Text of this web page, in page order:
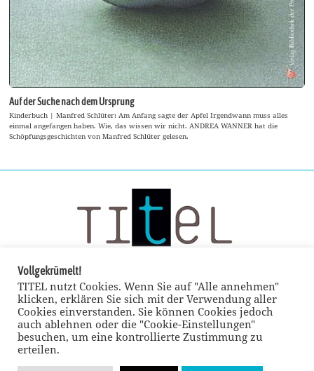
Auf der Suche nach dem Ursprung
Kinderbuch | Manfred Schlüter: Am Anfang sagte der Apfel Irgendwann muss alles
einmal angefangen haben. Wie, das wissen wir nicht. ANDREA WANNER hat die
Schöpfungsgeschichten von Manfred Schlüter gelesen.
Vollgekrümelt!
TITEL nutzt Cookies. Wenn Sie auf "Alle annehmen"
klicken, erklären Sie sich mit der Verwendung aller
Cookies einverstanden. Sie können Cookies jedoch
auch ablehnen oder die "Cookie-Einstellungen"
besuchen, um eine kontrollierte Zustimmung zu
erteilen.